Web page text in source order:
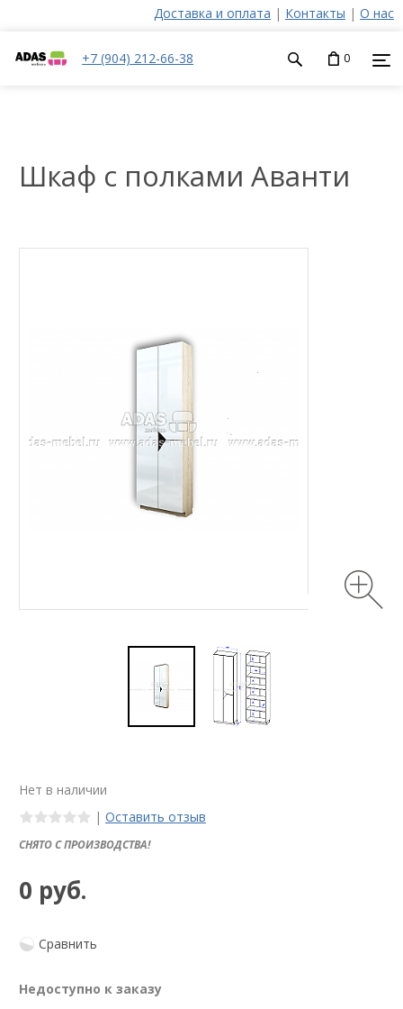
Доставка и оплата | Контакты | О нас
+7 (904) 212-66-38 0
Шкаф с полками Аванти
Нет в наличии
| Оставить отзыв
СНЯТО С ПРОИЗВОДСТВА!
0 руб.
Сравнить
Недоступно к заказу